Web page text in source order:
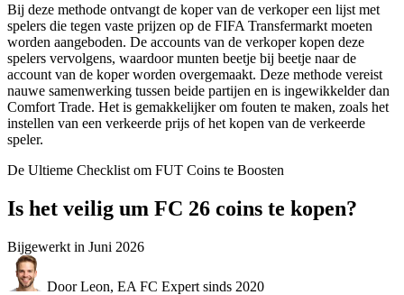
Bij deze methode ontvangt de koper van de verkoper een lijst met
spelers die tegen vaste prijzen op de FIFA Transfermarkt moeten
worden aangeboden. De accounts van de verkoper kopen deze
spelers vervolgens, waardoor munten beetje bij beetje naar de
account van de koper worden overgemaakt. Deze methode vereist
nauwe samenwerking tussen beide partijen en is ingewikkelder dan
Comfort Trade. Het is gemakkelijker om fouten te maken, zoals het
instellen van een verkeerde prijs of het kopen van de verkeerde
speler.
De Ultieme Checklist om FUT Coins te Boosten
Is het veilig um FC 26 coins te kopen?
Bijgewerkt in Juni 2026
Door Leon, EA FC Expert sinds 2020